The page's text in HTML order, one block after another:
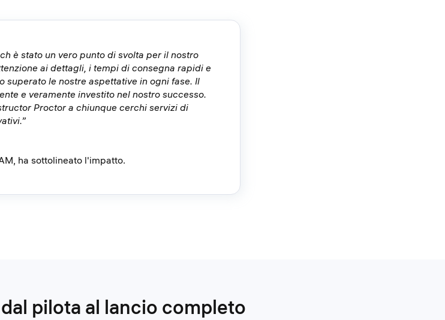
è stato un vero punto di svolta per il nostro
ai dettagli, i tempi di consegna rapidi e
superato le nostre aspettative in ogni fase. Il
e veramente investito nel nostro successo.
Proctor a chiunque cerchi servizi di
ha sottolineato l'impatto.
pilota al lancio completo